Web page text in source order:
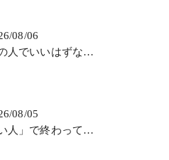
08/06
普通の人でいいはずなのに違和感を感じる理由
08/05
「いい人」で終わってしまう人が無意識にやっていること